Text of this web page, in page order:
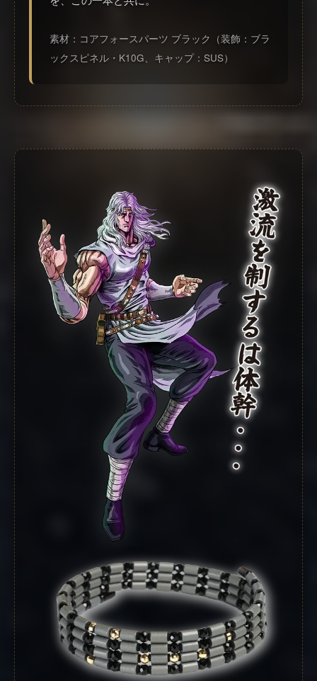
素材：コアフォースパーツ ブラック（装飾：ブラ
ックスピネル・K10G、キャップ：SUS）